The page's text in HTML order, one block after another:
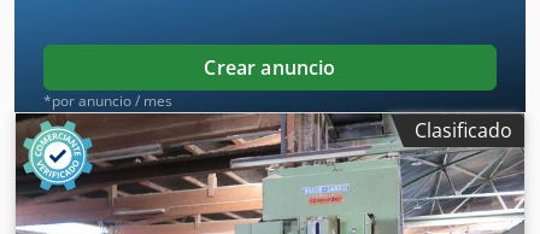
Crear anuncio
*por anuncio / mes
Clasificado